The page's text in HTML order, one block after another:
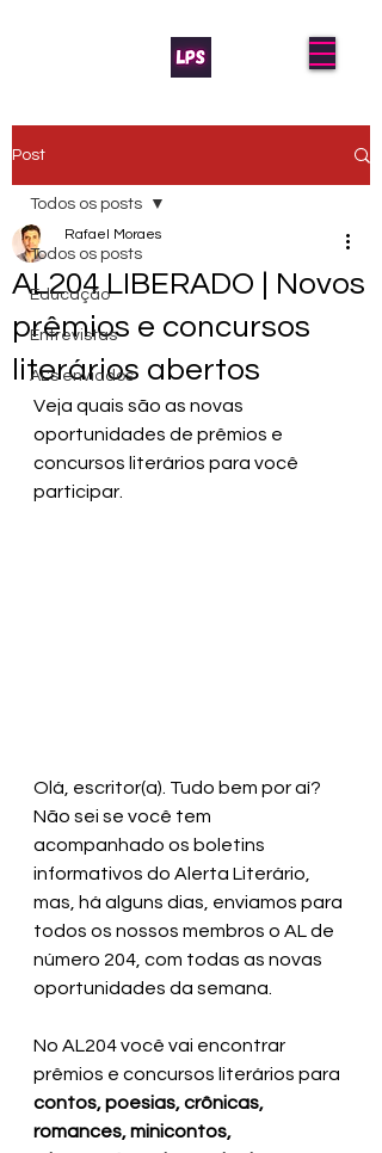
Post
Todos os posts
Educação
Entrevistas
AL's enviados
Todos os posts
AL204 LIBERADO | Novos
prêmios e concursos
literários abertos
Rafael Moraes
Veja quais são as novas
oportunidades de prêmios e
concursos literários para você
participar.
Olá, escritor(a). Tudo bem por aí?
Não sei se você tem
acompanhado os boletins
informativos do Alerta Literário,
mas, há alguns dias, enviamos para
todos os nossos membros o AL de
número 204, com todas as novas
oportunidades da semana.
No AL204 você vai encontrar
prêmios e concursos literários para
contos, poesias, crônicas,
romances, minicontos,